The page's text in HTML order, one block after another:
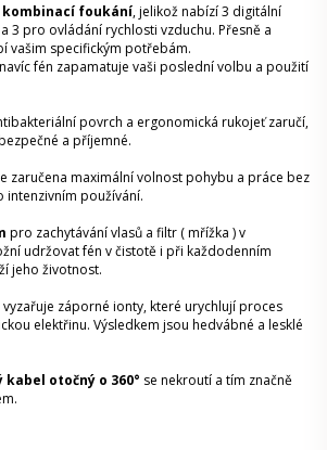
kombinací foukání, jelikož nabízí 3 digitální
3 pro ovládání rychlosti vzduchu. Přesně a
vašim specifickým potřebám.
fén zapamatuje vaši poslední volbu a použití
povrch a ergonomická rukojeť zaručí,
a příjemné.
zaručena maximální volnost pohybu a práce bez
intenzivním používání.
pro zachytávání vlasů a filtr ( mřížka ) v
udržovat fén v čistotě i při každodenním
jeho životnost.
vyzařuje záporné ionty, které urychlují proces
elektřinu. Výsledkem jsou hedvábné a lesklé
otočný o 360° se nekroutí a tím značně